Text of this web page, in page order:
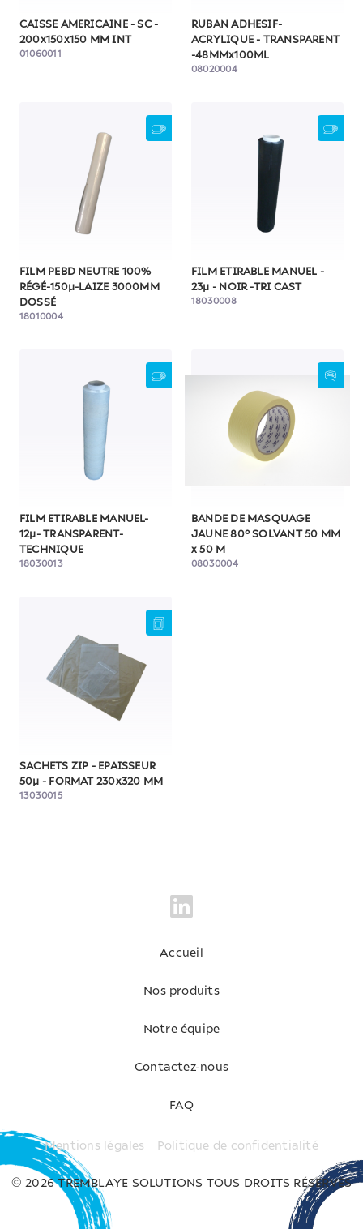
CAISSE AMERICAINE - SC -
200x150x150 MM INT
01060011
RUBAN ADHESIF-
ACRYLIQUE - TRANSPARENT
-48MMx100ML
08020004
FILM PEBD NEUTRE 100%
RÉGÉ-150µ-LAIZE 3000MM
DOSSÉ
18010004
FILM ETIRABLE MANUEL -
23µ - NOIR -TRI CAST
18030008
FILM ETIRABLE MANUEL-
12µ- TRANSPARENT-
TECHNIQUE
18030013
BANDE DE MASQUAGE
JAUNE 80° SOLVANT 50 MM
x 50 M
08030004
SACHETS ZIP - EPAISSEUR
50µ - FORMAT 230x320 MM
13030015
Accueil
Nos produits
Notre équipe
Contactez-nous
FAQ
Mentions légales Politique de confidentialité
© 2026 TREMBLAYE SOLUTIONS TOUS DROITS RÉSERVÉS